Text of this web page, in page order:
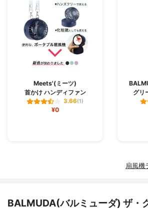
Meets'(ミーツ)
首かけ ハンディファン
3.66(1)
¥0
グリ
扇風機
BALMUDA(バルミューダ) ザ・